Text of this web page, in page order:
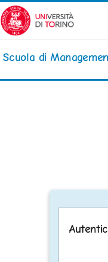
Vai al contenuto principale
Scuola di